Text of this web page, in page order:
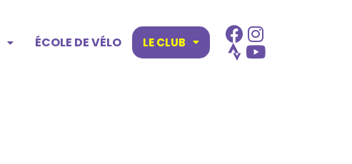
ÉCOLE DE VÉLO LE CLUB